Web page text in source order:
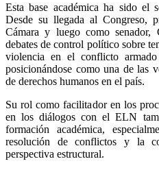
Esta base académica ha sido el
Desde su llegada al Congreso,
Cámara y luego como senador,
debates de control político sobre
violencia en el conflicto
posicionándose como una de las
de derechos humanos en el país.
Su rol como facilitador en los
en los diálogos con el ELN
formación académica,
resolución de conflictos y la
perspectiva estructural.